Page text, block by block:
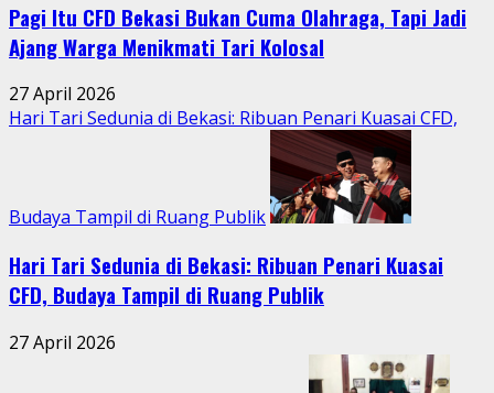
Pagi Itu CFD Bekasi Bukan Cuma Olahraga, Tapi Jadi
Ajang Warga Menikmati Tari Kolosal
27 April 2026
Hari Tari Sedunia di Bekasi: Ribuan Penari Kuasai CFD,
Budaya Tampil di Ruang Publik
Hari Tari Sedunia di Bekasi: Ribuan Penari Kuasai
CFD, Budaya Tampil di Ruang Publik
27 April 2026